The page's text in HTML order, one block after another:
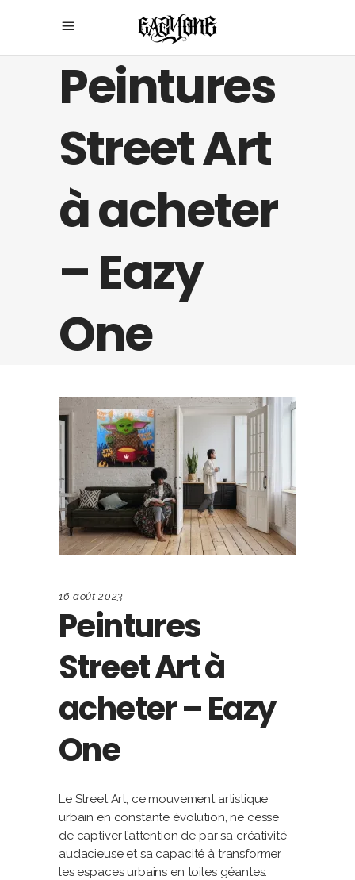
Peintures
Street Art
à acheter
– Eazy
One
16 août 2023
Peintures
Street Art à
acheter – Eazy
One
Le Street Art, ce mouvement artistique
urbain en constante évolution, ne cesse
de captiver l’attention de par sa créativité
audacieuse et sa capacité à transformer
les espaces urbains en toiles géantes.